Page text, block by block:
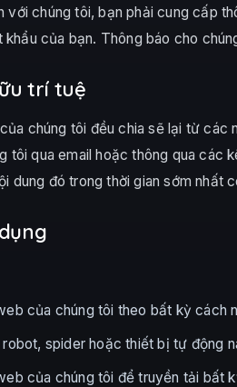
với chúng tôi, bạn phải cung cấp
của bạn. Thông báo cho
trí tuệ
chúng tôi đều chia sẽ lại từ các
tôi qua email hoặc thông qua
dung đó trong thời gian sớm nhất
của chúng tôi theo bất kỳ cách
spider hoặc thiết bị tự động
của chúng tôi để truyền tải bất